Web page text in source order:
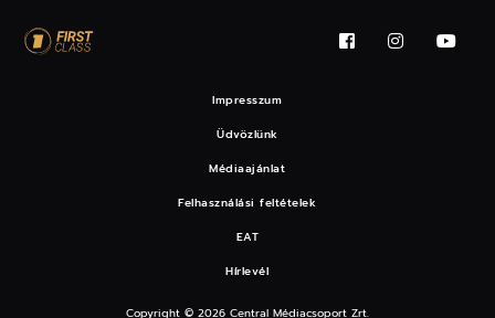
Impresszum
Üdvözlünk
Médiaajánlat
Felhasználási feltételek
EAT
Hírlevél
Copyright © 2026 Central Médiacsoport Zrt.